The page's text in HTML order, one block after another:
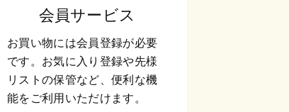
会員サービス
お買い物には会員登録が必要
です。お気に入り登録や先様
リストの保管など、便利な機
能をご利用いただけます。